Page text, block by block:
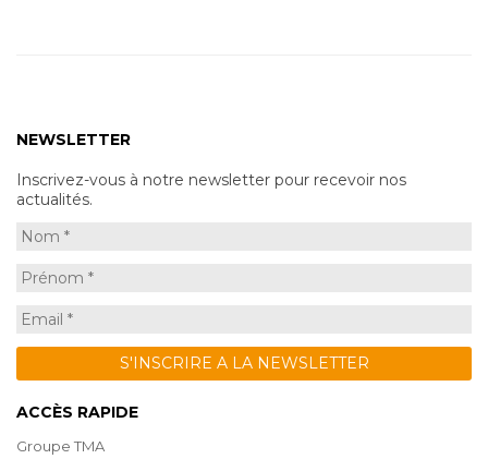
NEWSLETTER
Inscrivez-vous à notre newsletter pour recevoir nos
actualités.
ACCÈS RAPIDE
Groupe TMA